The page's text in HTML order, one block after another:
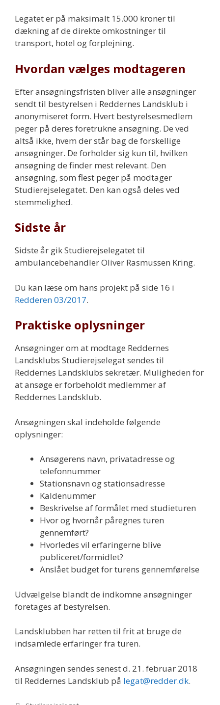
Legatet er på maksimalt 15.000 kroner til
dækning af de direkte omkostninger til
transport, hotel og forplejning.
Hvordan vælges modtageren
Efter ansøgningsfristen bliver alle ansøgninger
sendt til bestyrelsen i Reddernes Landsklub i
anonymiseret form. Hvert bestyrelsesmedlem
peger på deres foretrukne ansøgning. De ved
altså ikke, hvem der står bag de forskellige
ansøgninger. De forholder sig kun til, hvilken
ansøgning de finder mest relevant. Den
ansøgning, som flest peger på modtager
Studierejselegatet. Den kan også deles ved
stemmelighed.
Sidste år
Sidste år gik Studierejselegatet til
ambulancebehandler Oliver Rasmussen Kring.
Du kan læse om hans projekt på side 16 i
Redderen 03/2017.
Praktiske oplysninger
Ansøgninger om at modtage Reddernes
Landsklubs Studierejselegat sendes til
Reddernes Landsklubs sekretær. Muligheden for
at ansøge er forbeholdt medlemmer af
Reddernes Landsklub.
Ansøgningen skal indeholde følgende
oplysninger:
Ansøgerens navn, privatadresse og
telefonnummer
Stationsnavn og stationsadresse
Kaldenummer
Beskrivelse af formålet med studieturen
Hvor og hvornår påregnes turen
gennemført?
Hvorledes vil erfaringerne blive
publiceret/formidlet?
Anslået budget for turens gennemførelse
Udvælgelse blandt de indkomne ansøgninger
foretages af bestyrelsen.
Landsklubben har retten til frit at bruge de
indsamlede erfaringer fra turen.
Ansøgningen sendes senest d. 21. februar 2018
til Reddernes Landsklub på legat@redder.dk.